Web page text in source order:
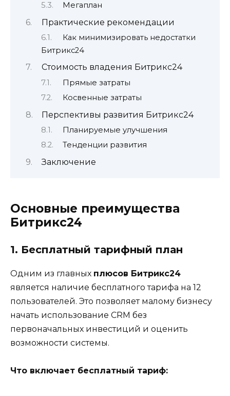
Мегаплан
Практические рекомендации
Как минимизировать недостатки
Битрикс24
Стоимость владения Битрикс24
Прямые затраты
Косвенные затраты
Перспективы развития Битрикс24
Планируемые улучшения
Тенденции развития
Заключение
Основные преимущества
Битрикс24
1. Бесплатный тарифный план
Одним из главных плюсов Битрикс24
является наличие бесплатного тарифа на 12
пользователей. Это позволяет малому бизнесу
начать использование CRM без
первоначальных инвестиций и оценить
возможности системы.
Что включает бесплатный тариф: